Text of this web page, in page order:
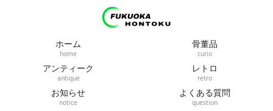
ホーム
home
骨董品
curio
アンティーク
antique
レトロ
retro
お知らせ
notice
よくある質問
question